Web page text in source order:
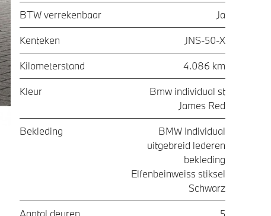
BTW verrekenbaar Ja
Kenteken JNS-50-X
Kilometerstand 4.086 km
Kleur
Bmw individual st
James Red
Bekleding
BMW Individual
uitgebreid lederen
bekleding
Elfenbeinweiss stiksel
Schwarz
Aantal deuren 5